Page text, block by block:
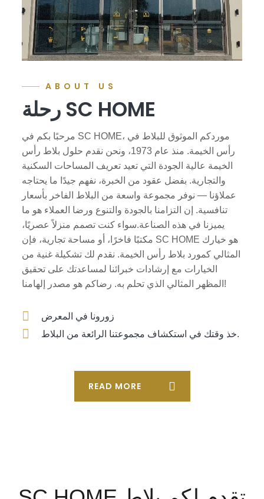
ABOUT US
رحلة SC HOME
مرحبًا بكم في SC HOME، موردكم الموثوق للبلاط في
رأس الخيمة. منذ عام 1973، ونحن نقدم حلول بلاط رأس
الخيمة عالية الجودة التي تعيد تعريف المساحات السكنية
والتجارية. بفضل عقود من الخبرة، نفهم جيدًا ما يحتاجه
عملاؤنا — نوفر مجموعة واسعة من البلاط الفاخر بأسعار
تنافسية. إن التزامنا بالجودة والتنوع ورضا العملاء هو ما
يميزنا في هذه الصناعة.سواء كنت تصمم منزلاً عصريًا،
مكتبًا فاخرًا، أو مساحة تجارية، فإن SC HOME هو خيارك
المثالي كمورد بلاط رأس الخيمة. نقدم لك تشكيلة غنية من
الخيارات مع إرشادات خبرائنا لمساعدتك على تحقيق
المظهر المثالي الذي تحلم به. رضاكم هو مصدر إلهامنا!
زورونا في المعرض
خذ وقتك في استكشاف مجموعتنا الرائعة من البلاط.
READ MORE